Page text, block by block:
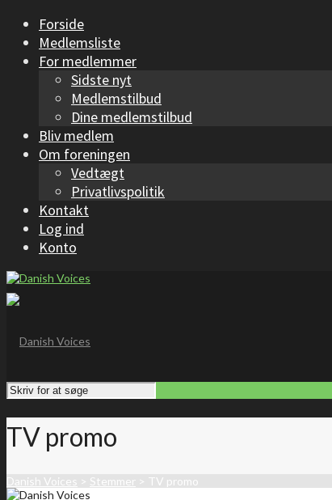
Forside
Medlemsliste
For medlemmer
Sidste nyt
Medlemstilbud
Dine medlemstilbud
Bliv medlem
Om foreningen
Vedtægt
Privatlivspolitik
Kontakt
Log ind
Konto
TV promo
Danish Voices > Stemmer > TV promo